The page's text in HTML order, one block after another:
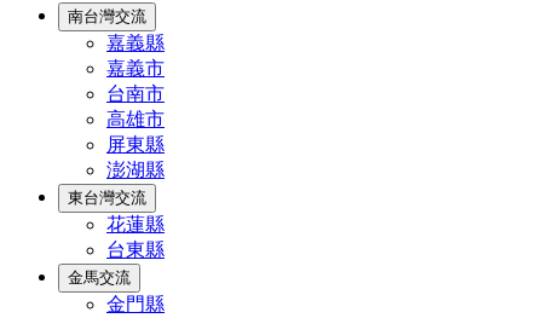
南台灣交流
嘉義縣
嘉義市
台南市
高雄市
屏東縣
澎湖縣
東台灣交流
花蓮縣
台東縣
金馬交流
金門縣